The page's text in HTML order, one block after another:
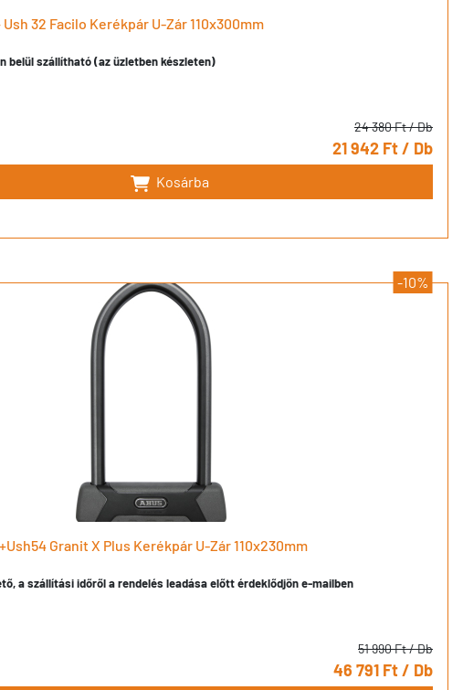
32 Facilo Kerékpár U-Zár 110x300mm
belül szállítható (az üzletben készleten)
24 380 Ft/ Db
21 942 Ft/ Db
Kosárba
-10%
Granit X Plus Kerékpár U-Zár 110x230mm
a szállítási időről a rendelés leadása előtt érdeklődjön e-mailben
51 990 Ft/ Db
46 791 Ft/ Db